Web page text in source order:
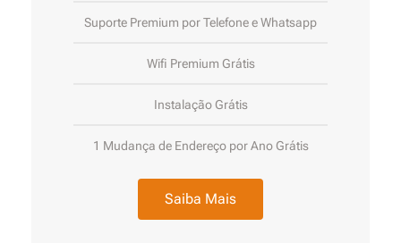
Suporte Premium por Telefone e Whatsapp
Wifi Premium Grátis
Instalação Grátis
1 Mudança de Endereço por Ano Grátis
Saiba Mais